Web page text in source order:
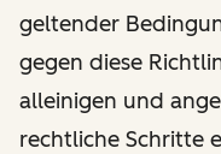
geltender
gegen diese
alleinigen und
rechtliche Schritte